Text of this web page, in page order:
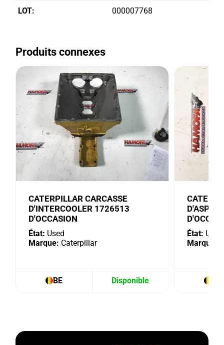
LOT: 000007768
Produits connexes
CATERPILLAR CARCASSE
D'INTERCOOLER 1726513
D'OCCASION
État: Used
Marque: Caterpillar
BE Disponible
État: Used
Marque: